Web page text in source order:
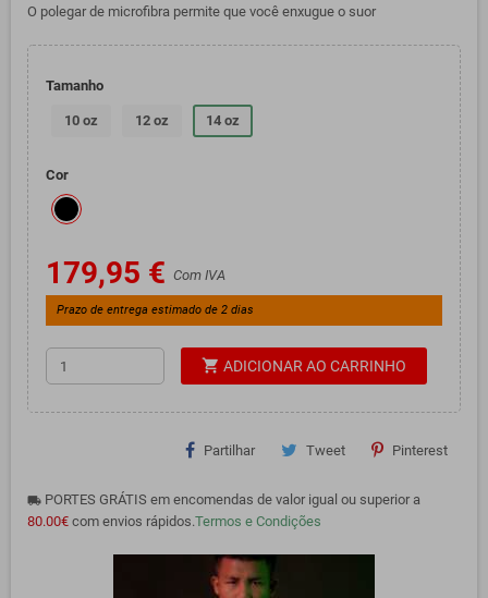
O polegar de microfibra permite que você enxugue o suor
Tamanho
10 oz 12 oz 14 oz
Cor
179,95 € Com IVA
Prazo de entrega estimado de 2 dias
shopping_cart ADICIONAR AO CARRINHO
Partilhar Tweet Pinterest
local_shipping PORTES GRÁTIS em encomendas de valor igual ou superior a
80.00€ com envios rápidos.Termos e Condições